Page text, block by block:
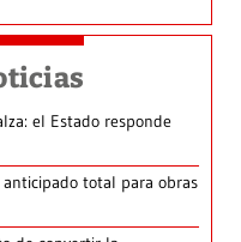
el Estado responde
total para obras